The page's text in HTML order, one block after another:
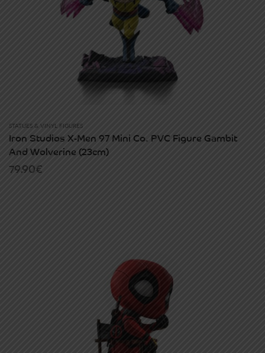
STATUES & VINYL FIGURES
Iron Studios X-Men 97 Mini Co. PVC Figure Gambit
And Wolverine (23cm)
79.90€